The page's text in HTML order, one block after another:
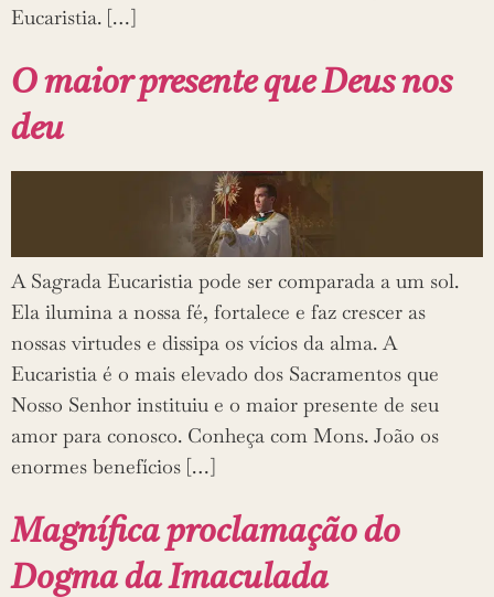
Eucaristia. […]
O maior presente que Deus nos
deu
A Sagrada Eucaristia pode ser comparada a um sol.
Ela ilumina a nossa fé, fortalece e faz crescer as
nossas virtudes e dissipa os vícios da alma. A
Eucaristia é o mais elevado dos Sacramentos que
Nosso Senhor instituiu e o maior presente de seu
amor para conosco. Conheça com Mons. João os
enormes benefícios […]
Magnífica proclamação do
Dogma da Imaculada